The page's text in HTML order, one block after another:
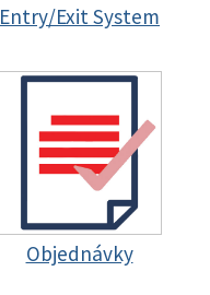
Entry/Exit System
Objednávky